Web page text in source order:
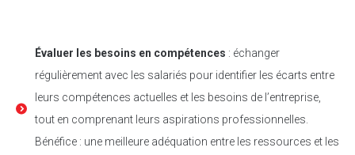
Évaluer les besoins en compétences : échanger
régulièrement avec les salariés pour identifier les écarts entre
leurs compétences actuelles et les besoins de l’entreprise,
tout en comprenant leurs aspirations professionnelles.
Bénéfice : une meilleure adéquation entre les ressources et les